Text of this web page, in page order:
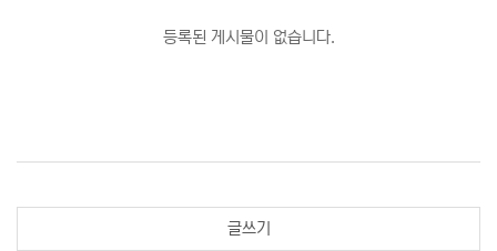
등록된 게시물이 없습니다.
글쓰기